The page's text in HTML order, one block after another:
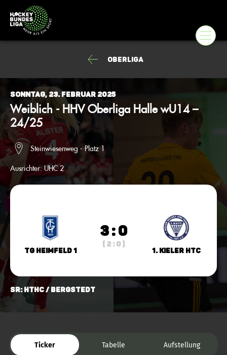
Oberliga
Sonntag, 23. Februar 2025
Weiblich - HHV Oberliga Halle wU14 –
24/25
Steinwiesenweg - Platz 1
Ausrichter:UHC 2
TG Heimfeld 1
3 : 0
( 2 : 0 )
1. Kieler HTC
SR: HTHC / Bergstedt
Ticker Tabelle Aufstellung